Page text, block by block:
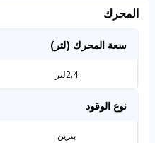
المحرك
سعة المحرك (لتر)
2.4لتر
نوع الوقود
بنزين